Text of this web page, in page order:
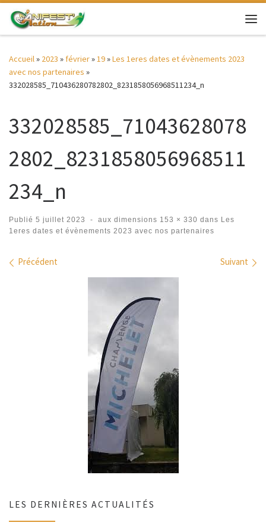
Passer au contenu
Accueil» 2023 »février»19»Les 1eres dates et évènements 2023
avec nos partenaires »
332028585_710436280782802_8231858056968511234_n
332028585_71043628078
2802_8231858056968511
234_n
Publié 5 juillet 2023 - aux dimensions 153 × 330 dans Les
1eres dates et évènements 2023 avec nos partenaires
Navigation des images
Précédent Suivant
LES DERNIÈRES ACTUALITÉS